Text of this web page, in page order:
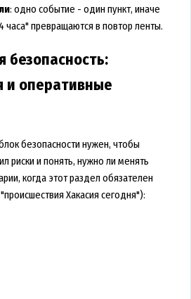
: одно событие - один пункт, иначе
часа" превращаются в повтор ленты.
безопасность:
и оперативные
безопасности нужен, чтобы
риски и понять, нужно ли менять
когда этот раздел обязателен
Хакасия сегодня"):